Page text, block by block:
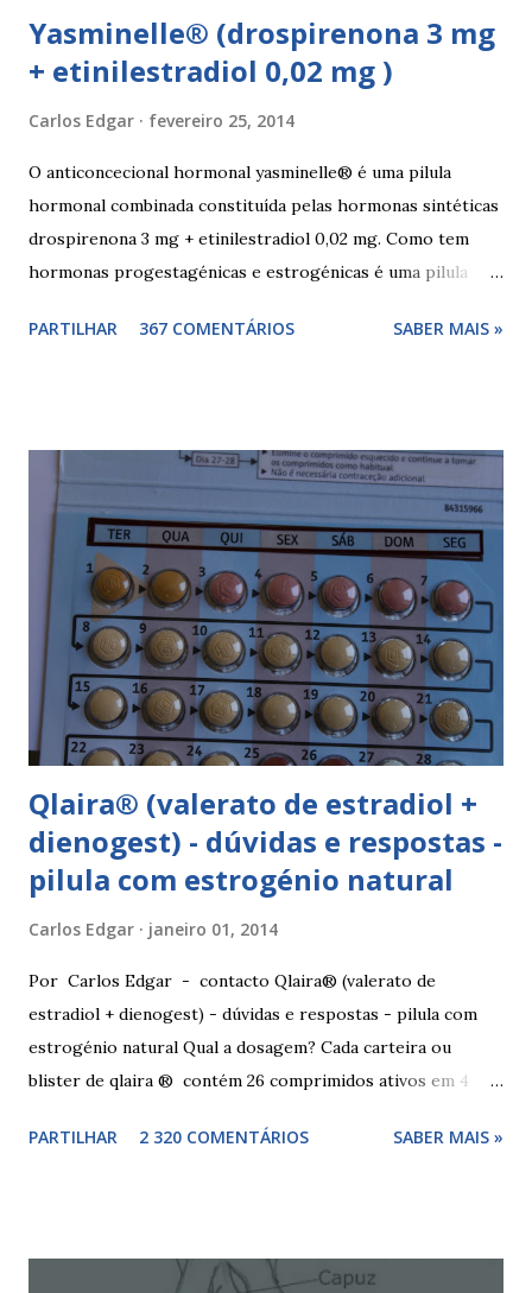
Yasminelle® (drospirenona 3 mg
+ etinilestradiol 0,02 mg )
Carlos Edgar fevereiro 25, 2014
O anticoncecional hormonal yasminelle® é uma pilula
hormonal combinada constituída pelas hormonas sintéticas
drospirenona 3 mg + etinilestradiol 0,02 mg. Como tem
hormonas progestagénicas e estrogénicas é uma pilula
componentes. Composição da yasminelle®: lactose mono-
A pilula yasminelle® deve ser tomada todos os dias, no
mesmo horário, durante 21 dias, após os quais deve fazer 7
dias de pausa (semana de descanso ou pausa), durante estes
7 dias descerá o período menstrual, normalmente no 3° ou
4° dia da pausa. As caixas seguintes deverão ser tomadas
seguindo o esquema 1+7+21+7+21.... . Como iniciar a
yasminelle® Para iniciar a pilula yasminelle® a mulher deve
esperar pelo primeiro dia da menstruação e iniciar a pilula
correspondente ao dia...
PARTILHAR 367 COMENTÁRIOS SABER MAIS »
Qlaira® (valerato de estradiol +
dienogest) - dúvidas e respostas -
pilula com estrogénio natural
Carlos Edgar janeiro 01, 2014
Por Carlos Edgar - contacto Qlaira® (valerato de
estradiol + dienogest) - dúvidas e respostas - pilula com
estrogénio natural Qual a dosagem? Cada carteira ou
blister de qlaira ® contém 26 comprimidos ativos em 4
comprimidos inativos brancos na linha 4. Dosagem
estradiol (estrogénio natural) e 2 mg de dienogest 17
PARTILHAR 2 320 COMENTÁRIOS SABER MAIS »